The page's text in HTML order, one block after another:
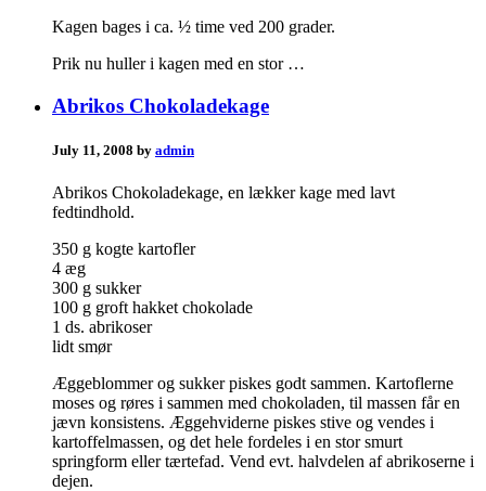
Kagen bages i ca. ½ time ved 200 grader.
Prik nu huller i kagen med en stor …
Abrikos Chokoladekage
July 11, 2008 by admin
Abrikos Chokoladekage, en lækker kage med lavt
fedtindhold.
350 g kogte kartofler
4 æg
300 g sukker
100 g groft hakket chokolade
1 ds. abrikoser
lidt smør
Æggeblommer og sukker piskes godt sammen. Kartoflerne
moses og røres i sammen med chokoladen, til massen får en
jævn konsistens. Æggehviderne piskes stive og vendes i
kartoffelmassen, og det hele fordeles i en stor smurt
springform eller tærtefad. Vend evt. halvdelen af abrikoserne i
dejen.